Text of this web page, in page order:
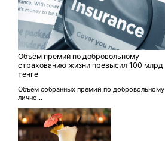
Объём премий по добровольному
страхованию жизни превысил 100 млрд
тенге
Объём собранных премий по добровольному
лично...